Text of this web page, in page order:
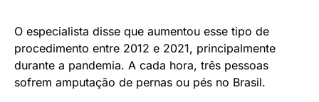
O especialista disse que aumentou esse tipo de
procedimento entre 2012 e 2021, principalmente
durante a pandemia. A cada hora, três pessoas
sofrem amputação de pernas ou pés no Brasil.